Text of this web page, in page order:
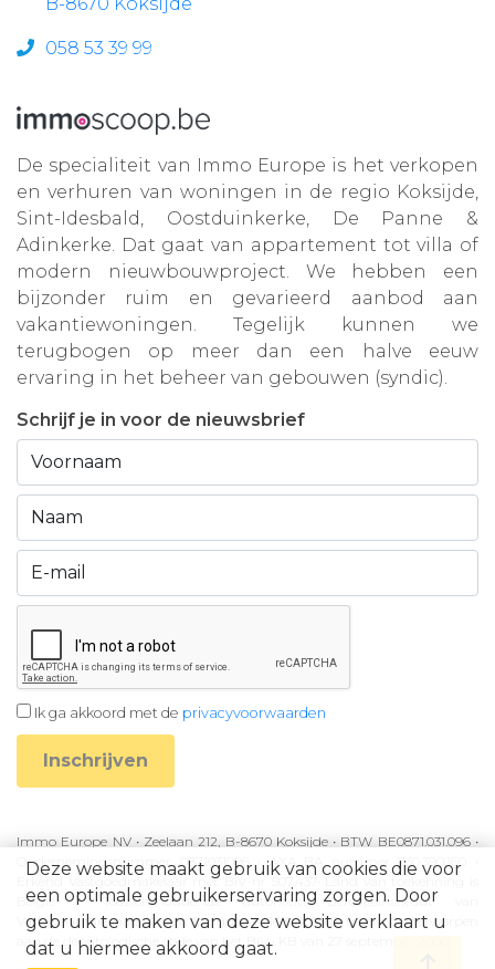
058 53 39 99
De specialiteit van Immo Europe is het verkopen
en verhuren van woningen in de regio Koksijde,
Sint-Idesbald, Oostduinkerke, De Panne &
Adinkerke. Dat gaat van appartement tot villa of
modern nieuwbouwproject. We hebben een
bijzonder ruim en gevarieerd aanbod aan
vakantiewoningen. Tegelijk kunnen we
terugbogen op meer dan een halve eeuw
ervaring in het beheer van gebouwen (syndic).
Schrijf je in voor de nieuwsbrief
Ik ga akkoord met de privacyvoorwaarden
Inschrijven
Immo Europe NV • Zeelaan 212, B-8670 Koksijde • BTW BE0871.031.096 •
Ondernemingsnummer 0871031096 • AXA BA nummer 730.390.160 •
Erkend Vastgoedmakelaar met BIV-nr 507.437• Land van toekenning is
België • Toezichthoudende autoriteit: Beroepsinstituut van
Vastgoedmakelaars, Luxemburgstraat 16B, 1000 Brussel • Onderworpen
aan de deontologische code van het BIV • KB van 27 september 2006
Deze website maakt gebruik van cookies die voor
een optimale gebruikerservaring zorgen. Door
gebruik te maken van deze website verklaart u
dat u hiermee akkoord gaat.